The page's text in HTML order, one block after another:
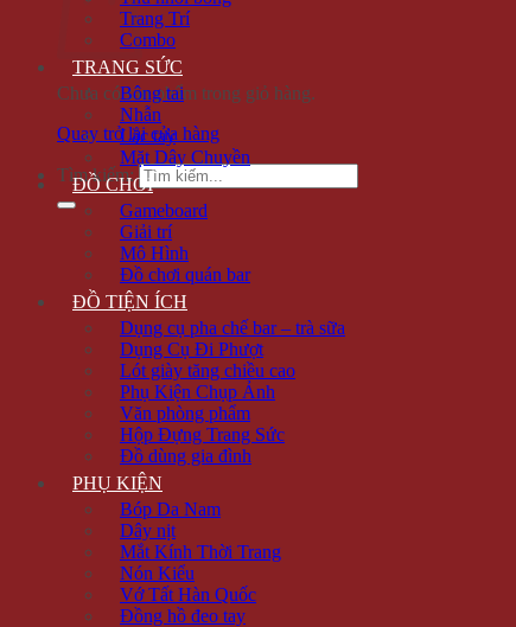
Chưa có sản phẩm trong giỏ hàng.
Quay trở lại cửa hàng
Tìm kiếm:
Trang Trí
Combo
TRANG SỨC
Bông tai
Nhẫn
Lắc tay
Mặt Dây Chuyền
ĐỒ CHƠI
Gameboard
Giải trí
Mô Hình
Đồ chơi quán bar
ĐỒ TIỆN ÍCH
Dụng cụ pha chế bar – trà sữa
Dụng Cụ Đi Phượt
Lót giày tăng chiều cao
Phụ Kiện Chụp Ảnh
Văn phòng phẩm
Hộp Đựng Trang Sức
Đồ dùng gia đình
PHỤ KIỆN
Bóp Da Nam
Dây nịt
Mắt Kính Thời Trang
Nón Kiểu
Vớ Tất Hàn Quốc
Đồng hồ đeo tay